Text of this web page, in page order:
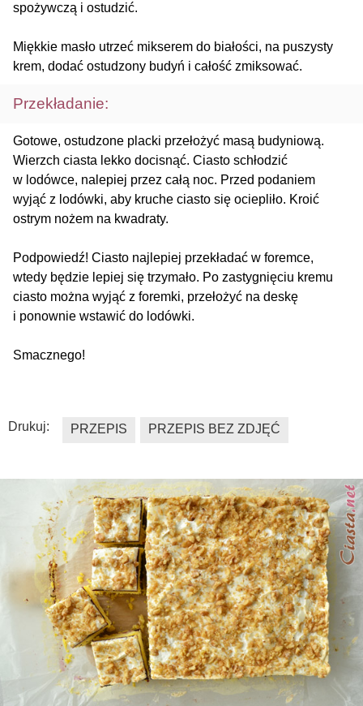
spożywczą i ostudzić.
Miękkie masło utrzeć mikserem do białości, na puszysty
krem, dodać ostudzony budyń i całość zmiksować.
Przekładanie:
Gotowe, ostudzone placki przełożyć masą budyniową.
Wierzch ciasta lekko docisnąć. Ciasto schłodzić
w lodówce, nalepiej przez całą noc. Przed podaniem
wyjąć z lodówki, aby kruche ciasto się ociepliło. Kroić
ostrym nożem na kwadraty.
Podpowiedź! Ciasto najlepiej przekładać w foremce,
wtedy będzie lepiej się trzymało. Po zastygnięciu kremu
ciasto można wyjąć z foremki, przełożyć na deskę
i ponownie wstawić do lodówki.
Smacznego!
Drukuj: PRZEPIS PRZEPIS BEZ ZDJĘĆ